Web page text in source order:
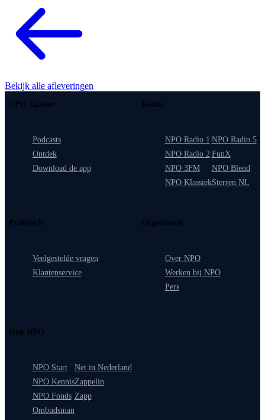
Bekijk alle afleveringen
NPO Luister
Podcasts
Ontdek
Download de app
Radio
NPO Radio 1
NPO Radio 2
NPO 3FM
NPO Klassiek
NPO Radio 5
FunX
NPO Blend
Sterren NL
Praktisch
Veelgestelde vragen
Klantenservice
Organisatie
Over NPO
Werken bij NPO
Pers
Ook NPO
NPO Start
NPO Kennis
NPO Fonds
Ombudsman
Net in Nederland
Zappelin
Zapp